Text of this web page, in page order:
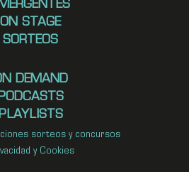
ON STAGE
SORTEOS
DEMAND
PODCASTS
PLAYLISTS
sorteos y concursos
y Cookies